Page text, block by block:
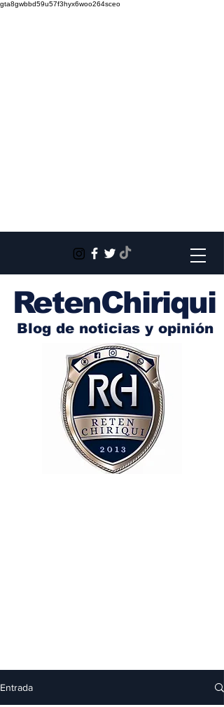
gta8gwbbd59u57f3hyx6woo264sceo
RetenChiriqui
Blog de noticias y opinión
Entrada